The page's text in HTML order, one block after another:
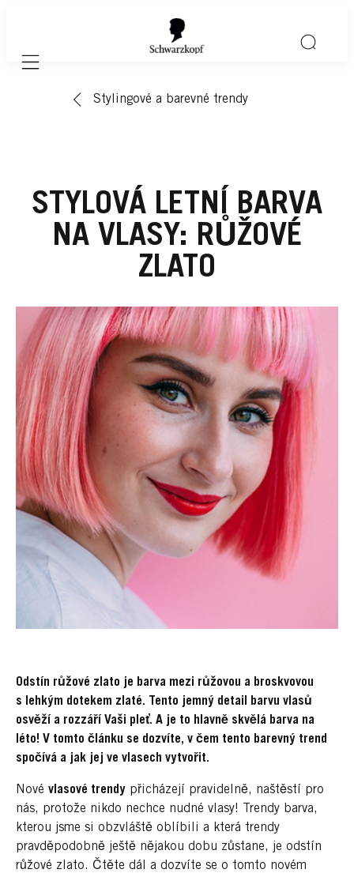
Mobile navigation
Stylingové a barevné trendy
STYLOVÁ LETNÍ BARVA
NA VLASY: RŮŽOVÉ
ZLATO
Odstín růžové zlato je barva mezi růžovou a broskvovou
s lehkým dotekem zlaté. Tento jemný detail barvu vlasů
osvěží a rozzáří Vaši pleť. A je to hlavně skvělá barva na
léto! V tomto článku se dozvíte, v čem tento barevný trend
spočívá a jak jej ve vlasech vytvořit.
Nové vlasové trendy přicházejí pravidelně, naštěstí pro
nás, protože nikdo nechce nudné vlasy! Trendy barva,
kterou jsme si obzvláště oblíbili a která trendy
pravděpodobně ještě nějakou dobu zůstane, je odstín
růžové zlato. Čtěte dál a dozvíte se o tomto novém